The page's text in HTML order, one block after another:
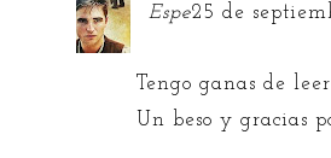
Espe25 de
Tengo ganas de
Un beso y gracias